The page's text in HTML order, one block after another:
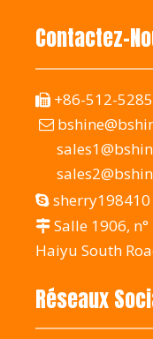
Contactez-
 +86-512-

 sherry198410
 Salle 1906,
Haiyu South
Réseaux